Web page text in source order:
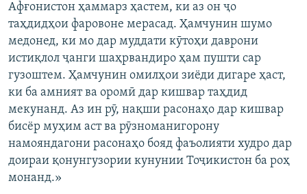
Афғонистон ҳаммарз ҳастем, ки аз он ҷо
таҳдидҳои фаровоне мерасад. Ҳамчунин шумо
медонед, ки мо дар муддати кӯтоҳи даврони
истиқлол ҷанги шаҳрвандиро ҳам пушти сар
гузоштем. Ҳамчунин омилҳои зиёди дигаре ҳаст,
ки ба амният ва оромӣ дар кишвар таҳдид
мекунанд. Аз ин рӯ, нақши расонаҳо дар кишвар
бисёр муҳим аст ва рӯзноманигорону
намояндагони расонаҳо бояд фаъолияти худро дар
доираи қонунгузории кунунии Тоҷикистон ба роҳ
монанд.»